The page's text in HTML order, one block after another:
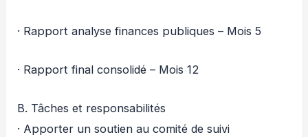
· Rapport analyse finances publiques – Mois 5
· Rapport final consolidé – Mois 12
B. Tâches et responsabilités
· Apporter un soutien au comité de suivi